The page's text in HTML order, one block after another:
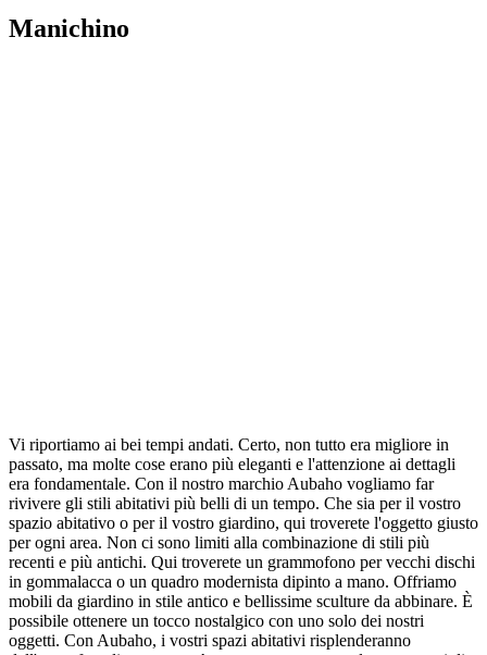
Manichino
Vi riportiamo ai bei tempi andati. Certo, non tutto era migliore in
passato, ma molte cose erano più eleganti e l'attenzione ai dettagli
era fondamentale. Con il nostro marchio Aubaho vogliamo far
rivivere gli stili abitativi più belli di un tempo. Che sia per il vostro
spazio abitativo o per il vostro giardino, qui troverete l'oggetto giusto
per ogni area. Non ci sono limiti alla combinazione di stili più
recenti e più antichi. Qui troverete un grammofono per vecchi dischi
in gommalacca o un quadro modernista dipinto a mano. Offriamo
mobili da giardino in stile antico e bellissime sculture da abbinare. È
possibile ottenere un tocco nostalgico con uno solo dei nostri
oggetti. Con Aubaho, i vostri spazi abitativi risplenderanno